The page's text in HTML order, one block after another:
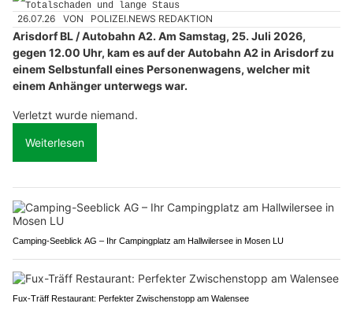
26.07.26 VON POLIZEI.NEWS REDAKTION
Arisdorf BL / Autobahn A2. Am Samstag, 25. Juli 2026,
gegen 12.00 Uhr, kam es auf der Autobahn A2 in Arisdorf zu
einem Selbstunfall eines Personenwagens, welcher mit
einem Anhänger unterwegs war.
Verletzt wurde niemand.
Weiterlesen
Camping-Seeblick AG – Ihr Campingplatz am Hallwilersee in Mosen LU
Fux-Träff Restaurant: Perfekter Zwischenstopp am Walensee